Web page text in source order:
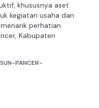
khususnya aset
kegiatan usaha dan
perhatian
Kabupaten
PANCER-